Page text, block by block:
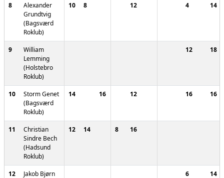
8
Alexander
Grundtvig
(Bagsværd
Roklub)
10 8 12 4 14
9
William
Lemming
(Holstebro
Roklub)
12 18
10
Storm Genet
(Bagsværd
Roklub)
14 16 12 16 16
11
Christian
Sindre Bech
(Hadsund
Roklub)
12 14 8 16
12
Jakob Bjørn
6 14